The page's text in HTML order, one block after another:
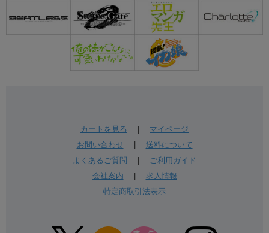
カートを見る
マイページ
お問い合わせ| 送料について
よくあるご質問
ご利用ガイド
会社案内
求人情報
特定商取引法表示